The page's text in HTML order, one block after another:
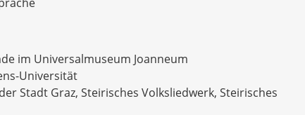
im Universalmuseum Joanneum
Universität
Stadt Graz, Steirisches Volksliedwerk, Steirisches